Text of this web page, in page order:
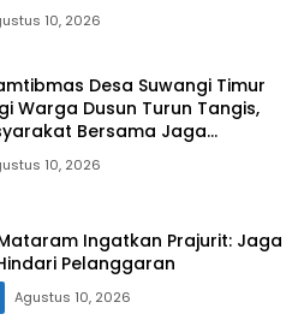
10, 2026
Desa Suwangi Timur
Warga Dusun Turun Tangis,
Bersama Jaga
10, 2026
Ingatkan Prajurit: Jaga
Pelanggaran
Agustus 10, 2026